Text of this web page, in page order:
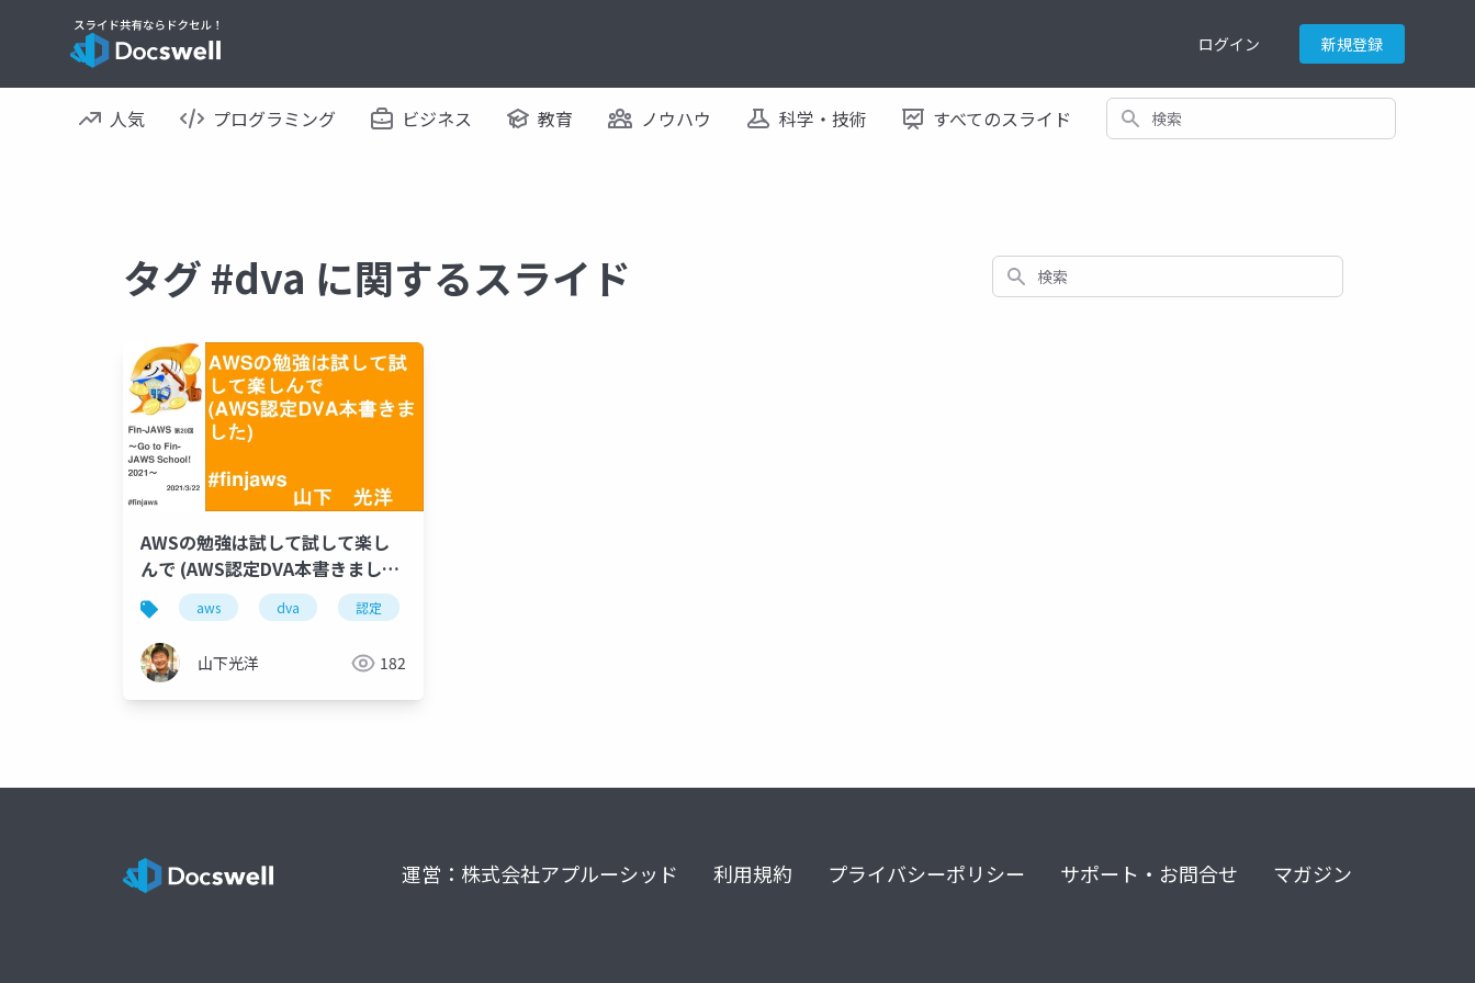
ログイン 新規登録
人気 プログラミング ビジネス 教育 ノウハウ 科学・技術 すべてのスライド 検索
タグ #dva に関するスライド 検索
AWSの勉強は試して試して楽し
んで (AWS認定DVA本書きまし
た)
aws dva 認定
山下光洋 182
運営：株式会社アプルーシッド 利用規約 プライバシーポリシー サポート・お問合せ マガジン